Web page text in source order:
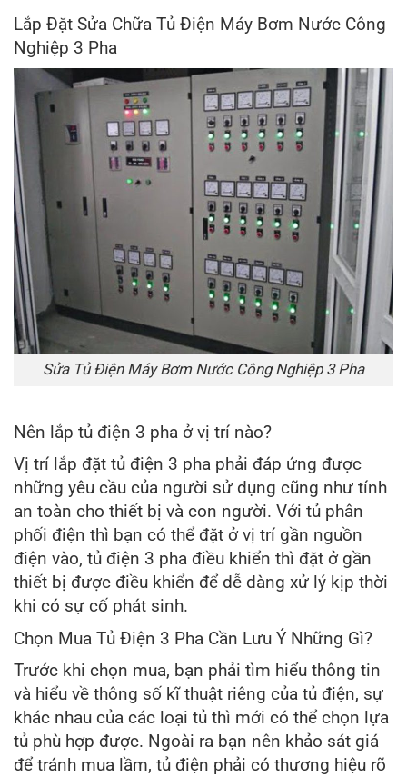
Lắp Đặt Sửa Chữa Tủ Điện Máy Bơm Nước Công
Nghiệp 3 Pha
Sửa Tủ Điện Máy Bơm Nước Công Nghiệp 3 Pha
Nên lắp tủ điện 3 pha ở vị trí nào?
Vị trí lắp đặt tủ điện 3 pha phải đáp ứng được
những yêu cầu của người sử dụng cũng như tính
an toàn cho thiết bị và con người. Với tủ phân
phối điện thì bạn có thể đặt ở vị trí gần nguồn
điện vào, tủ điện 3 pha điều khiển thì đặt ở gần
thiết bị được điều khiển để dễ dàng xử lý kịp thời
khi có sự cố phát sinh.
Chọn Mua Tủ Điện 3 Pha Cần Lưu Ý Những Gì?
Trước khi chọn mua, bạn phải tìm hiểu thông tin
và hiểu về thông số kĩ thuật riêng của tủ điện, sự
khác nhau của các loại tủ thì mới có thể chọn lựa
tủ phù hợp được. Ngoài ra bạn nên khảo sát giá
để tránh mua lầm, tủ điện phải có thương hiệu rõ